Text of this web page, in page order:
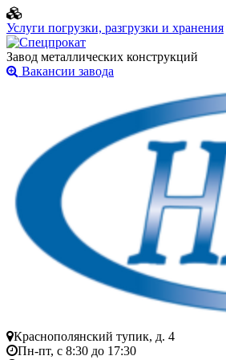
Услуги погрузки, разгрузки и хранения
Завод металлических конструкций
Вакансии завода
Краснополянский тупик, д. 4
Пн-пт, с 8:30 до 17:30